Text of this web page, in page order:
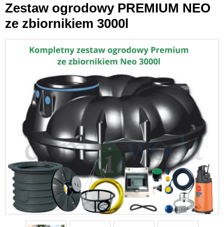
Zestaw ogrodowy PREMIUM NEO
ze zbiornikiem 3000l